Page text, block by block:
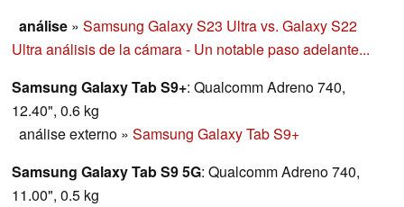
análise » Samsung Galaxy S23 Ultra vs. Galaxy S22
Ultra análisis de la cámara - Un notable paso adelante...
Samsung Galaxy Tab S9+: Qualcomm Adreno 740,
12.40", 0.6 kg
análise externo » Samsung Galaxy Tab S9+
Samsung Galaxy Tab S9 5G: Qualcomm Adreno 740,
11.00", 0.5 kg